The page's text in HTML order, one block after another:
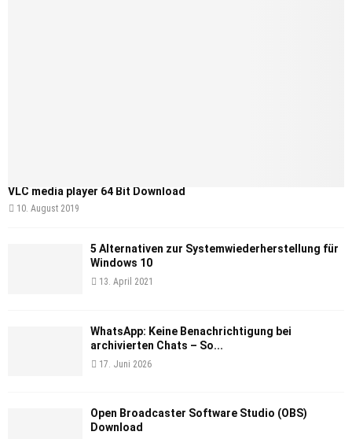
VLC media player 64 Bit Download
10. August 2019
5 Alternativen zur Systemwiederherstellung für
Windows 10
13. April 2021
WhatsApp: Keine Benachrichtigung bei
archivierten Chats – So...
17. Juni 2026
Open Broadcaster Software Studio (OBS)
Download